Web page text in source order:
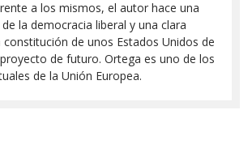
a los mismos, el autor hace una
la democracia liberal y una clara
de unos Estados Unidos de
de futuro. Ortega es uno de los
de la Unión Europea.